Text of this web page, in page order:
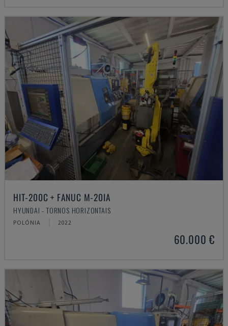
HIT-200C + FANUC M-20IA
HYUNDAI - TORNOS HORIZONTAIS
POLÓNIA 2022
60.000 €